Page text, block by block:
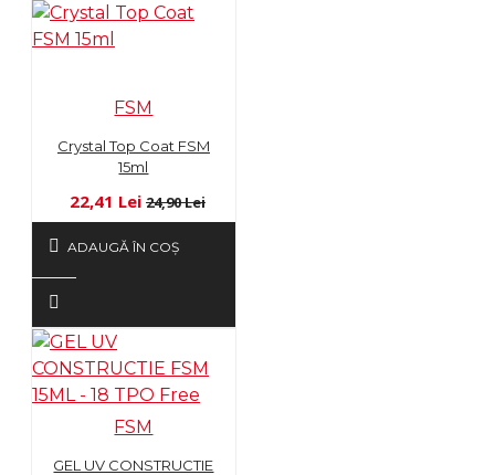
FSM
Crystal Top Coat FSM
15ml
22,41 Lei 24,90 Lei
ADAUGĂ ÎN COŞ
FSM
GEL UV CONSTRUCTIE